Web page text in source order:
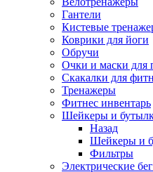
Гантели
Кистевые
Коврики для йоги
Обручи
Очки и маски для
Скакалки для
Тренажеры
Фитнес инвентарь
Шейкеры и
Назад
Шейкеры и
Фильтры
Электрические